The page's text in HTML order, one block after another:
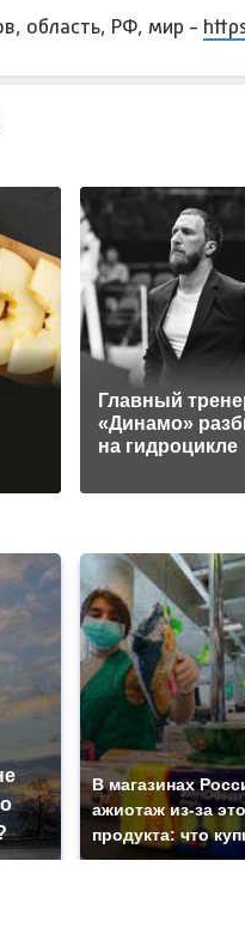
область, РФ, мир -
Главный
«Динамо»
на гидроцикле
В магазинах
ажиотаж из-за
продукта: что